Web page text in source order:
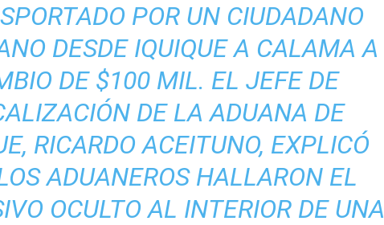
POR UN CIUDADANO
DESDE IQUIQUE A CALAMA A
DE $100 MIL. EL JEFE DE
DE LA ADUANA DE
RICARDO ACEITUNO, EXPLICÓ
ADUANEROS HALLARON EL
OCULTO AL INTERIOR DE UNA